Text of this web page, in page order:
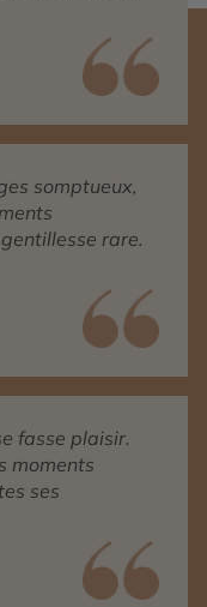
somptueux,
rare.
fasse plaisir.
moments
ses